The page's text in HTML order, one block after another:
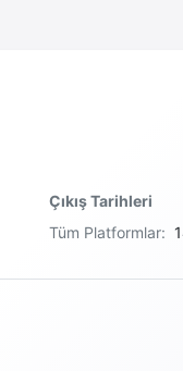
Çıkış Tarihleri
Tüm Platformlar: